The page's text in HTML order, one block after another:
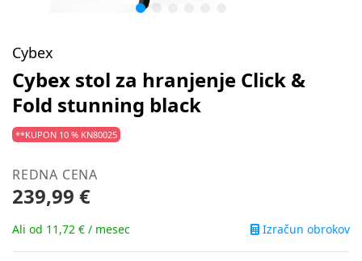
Cybex
Cybex stol za hranjenje Click &
Fold stunning black
**KUPON 10 % KN80025
REDNA CENA
239,99 €
Ali od 11,72 € / mesec Izračun obrokov